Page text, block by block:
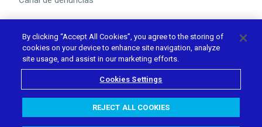
Acompanhe nas redes
By clicking “Accept All Cookies”, you agree to the storing of
cookies on your device to enhance site navigation, analyze
site usage, and assist in our marketing efforts.
Cookies Settings
REJECT ALL COOKIES